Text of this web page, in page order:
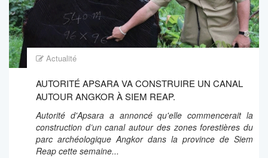
Actualité
AUTORITÉ APSARA VA CONSTRUIRE UN CANAL
AUTOUR ANGKOR À SIEM REAP.
Autorité d'Apsara a annoncé qu'elle commencerait la
construction d’un canal autour des zones forestières du
parc archéologique Angkor dans la province de Siem
Reap cette semaine...